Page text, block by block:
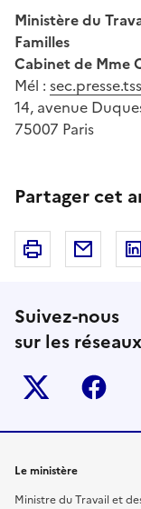
Ministère du
Familles
Cabinet de Mme
Mél :
14, avenue
75007 Paris
Partager cet
Imprimer
Suivez-nous
sur les
Twitter-x
Le ministère
Ministre du Travail et